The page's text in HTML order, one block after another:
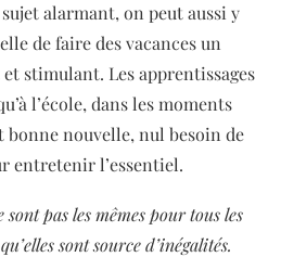
alarmant, on peut aussi y
de faire des vacances un
stimulant. Les apprentissages
l’école, dans les moments
bonne nouvelle, nul besoin de
entretenir l’essentiel.
sont pas les mêmes pour tous les
sont source d’inégalités.